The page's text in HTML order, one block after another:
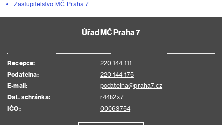
Zastupitelstvo MČ Praha 7
Úřad MČ Praha 7
Recepce:
220 144 111
Podatelna:
220 144 175
E-mail:
podatelna@praha7.cz
Dat. schránka:
r44b2x7
IČO:
00063754